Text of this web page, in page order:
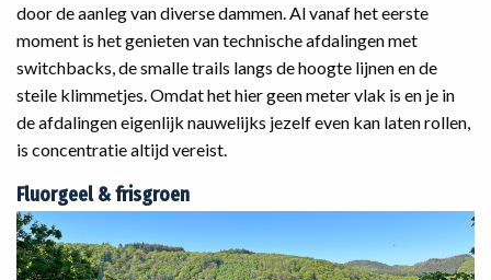
door de aanleg van diverse dammen. Al vanaf het eerste
moment is het genieten van technische afdalingen met
switchbacks, de smalle trails langs de hoogte lijnen en de
steile klimmetjes. Omdat het hier geen meter vlak is en je in
de afdalingen eigenlijk nauwelijks jezelf even kan laten rollen,
is concentratie altijd vereist.
Fluorgeel & frisgroen